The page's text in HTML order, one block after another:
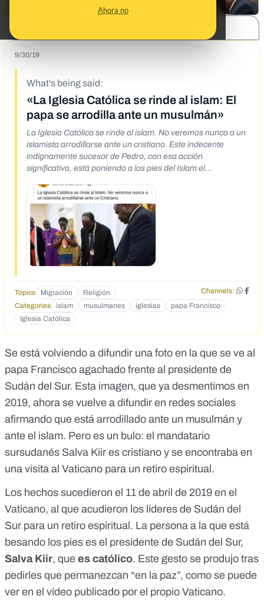
Ahora no
9/30/19
What's being said:
«La Iglesia Católica se rinde al islam: El
papa se arrodilla ante un musulmán»
La Iglesia Católica se rinde al islam. No veremos nunca a un
islamista arrodillarse ante un cristiano. Este indecente
indignamente sucesor de Pedro, con esa acción
significativa, está poniendo a los pies del Islam el
jesuita de la iglesia católica se rinde al islam, nos gustaría
ver a un musulmán arrodillarse ante un católico.
Topics Migración Religión
Channels:
Categories
islam musulmanes iglesias
papa Francisco
Iglesia Católica
Se está volviendo a difundir una foto en la que se ve al
papa Francisco agachado frente al presidente de
Sudán del Sur. Esta imagen, que ya desmentimos en
2019, ahora se vuelve a difundir en redes sociales
afirmando que está arrodillado ante un musulmán y
ante el islam. Pero es un bulo: el mandatario
sursudanés Salva Kiir es cristiano y se encontraba en
una visita al Vaticano para un retiro espiritual.
Los hechos sucedieron el 11 de abril de 2019 en el
Vaticano, al que acudieron los líderes de Sudán del
Sur para un retiro espiritual . La persona a la que está
besando los pies es el presidente de Sudán del Sur,
Salva Kiir, que es católico. Este gesto se produjo tras
pedirles que permanezcan “en la paz”, como se puede
ver en el vídeo publicado por el propio Vaticano.